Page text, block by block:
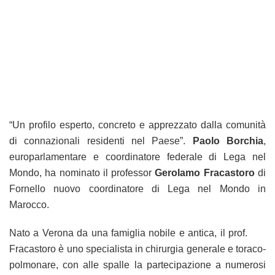
“Un profilo esperto, concreto e apprezzato dalla comunità
di connazionali residenti nel Paese”. Paolo Borchia,
europarlamentare e coordinatore federale di Lega nel
Mondo, ha nominato il professorGerolamo Fracastorodi
Fornello nuovo coordinatore di Lega nel Mondo in
Marocco.
Nato a Verona da una famiglia nobile e antica, il prof.
Fracastoro è uno specialista in chirurgia generale e toraco-
polmonare, con alle spalle la partecipazione a numerosi